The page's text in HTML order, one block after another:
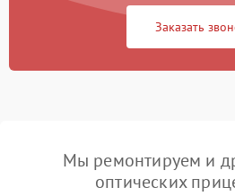
Заказать
Мы ремонтируем и
оптических